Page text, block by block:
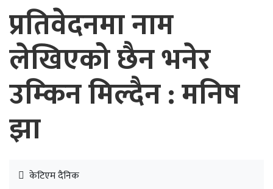
प्रतिवेदनमा नाम
लेखिएको छैन भनेर
उम्किन मिल्दैन : मनिष
झा
केटिएम दैनिक